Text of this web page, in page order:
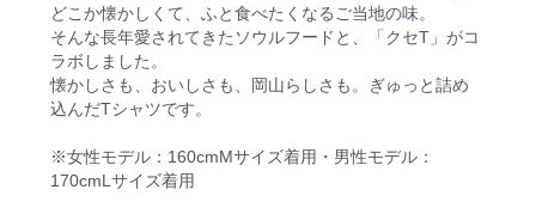
どこか懐かしくて、ふと食べたくなるご当地の味。
そんな長年愛されてきたソウルフードと、「クセT」がコ
ラボしました。
懐かしさも、おいしさも、岡山らしさも。ぎゅっと詰め
込んだTシャツです。
※女性モデル：160cmMサイズ着用・男性モデル：
170cmLサイズ着用